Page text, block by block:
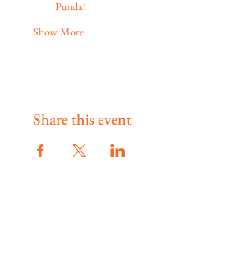
Punda!
Show More
Share this event